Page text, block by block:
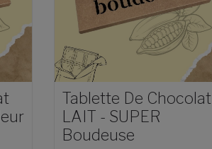
Tablette De Chocolat
LAIT - SUPER
Boudeuse